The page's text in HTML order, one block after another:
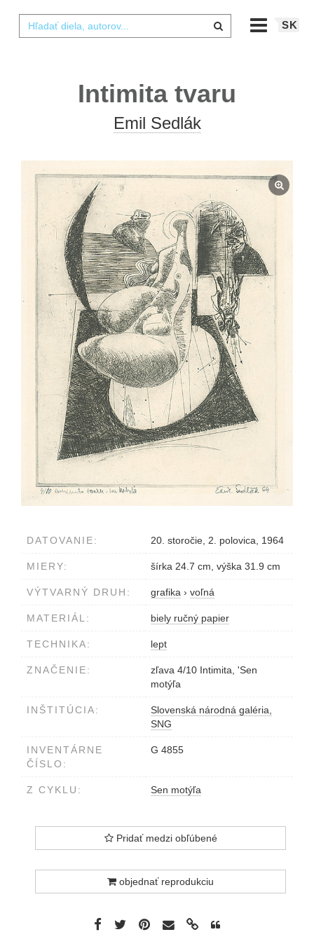
SK
Intimita tvaru
Emil Sedlák
DATOVANIE: 20. storočie, 2. polovica, 1964
MIERY: šírka 24.7 cm, výška 31.9 cm
VÝTVARNÝ DRUH: grafika › voľná
MATERIÁL: biely ručný papier
TECHNIKA: lept
ZNAČENIE:
zľava 4/10 Intimita, 'Sen
motýľa
INŠTITÚCIA:
Slovenská národná galéria,
SNG
INVENTÁRNE
ČÍSLO:
G 4855
Z CYKLU: Sen motýľa
Pridať medzi obľúbené
objednať reprodukciu